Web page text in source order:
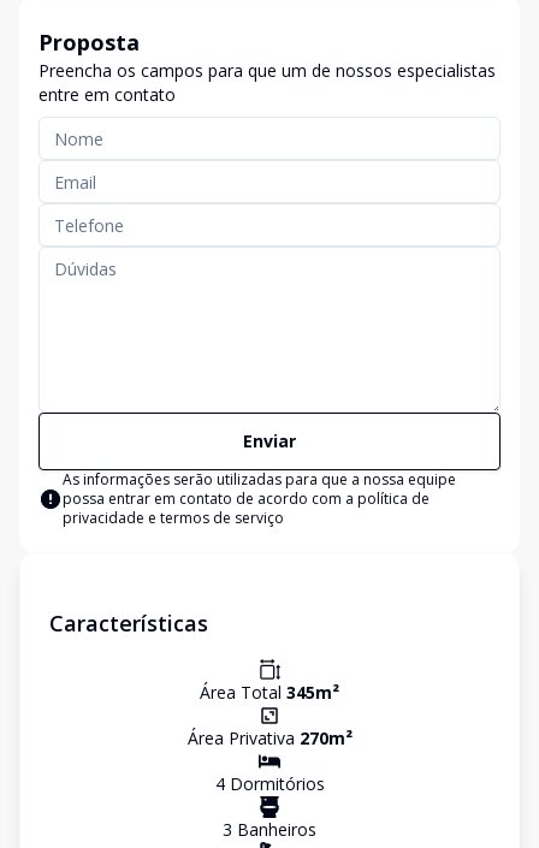
Proposta
Preencha os campos para que um de nossos especialistas
entre em contato
Enviar
As informações serão utilizadas para que a nossa equipe
possa entrar em contato de acordo com a política de
privacidade e termos de serviço
Características
Área Total 345m²
Área Privativa 270m²
4Dormitórios
3 Banheiros